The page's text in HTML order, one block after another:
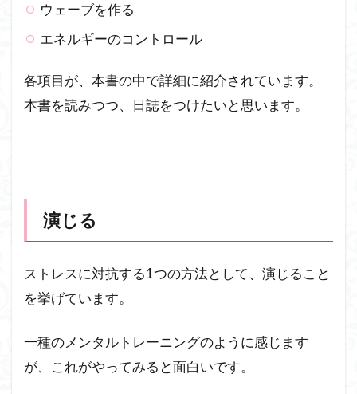
ウェーブを作る
エネルギーのコントロール
各項目が、本書の中で詳細に紹介されています。
本書を読みつつ、日誌をつけたいと思います。
演じる
ストレスに対抗する1つの方法として、演じること
を挙げています。
一種のメンタルトレーニングのように感じます
が、これがやってみると面白いです。